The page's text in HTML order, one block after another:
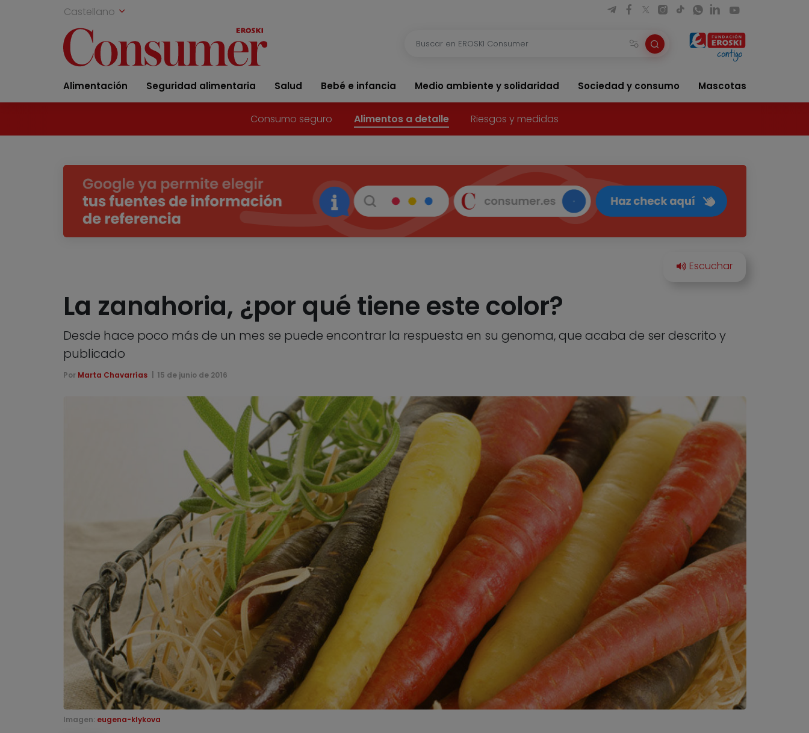
Castellano
Alimentación Seguridad alimentaria Salud Bebé e infancia Medio ambiente y solidaridad Sociedad y consumo Mascotas
Consumo seguro Alimentos a detalle Riesgos y medidas
La zanahoria, ¿por qué tiene este color?
Desde hace poco más de un mes se puede encontrar la respuesta en su genoma, que acaba de ser descrito y
publicado
Por Marta Chavarrías 15 de junio de 2016
Imagen: eugena-klykova